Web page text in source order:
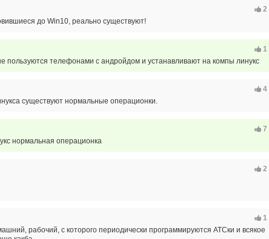
2
до Win10, реально существуют!
1
пользуются телефонами с андройдом и устанавливают на компы линукс
4
существуют нормальные операционки.
7
нормальная операционка
2
1
рабочий, с которого периодически программируются АТСки и всякое